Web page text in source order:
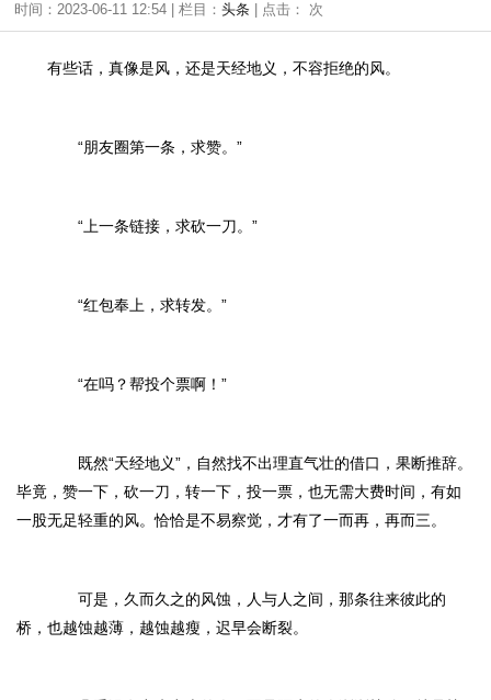
时间：2023-06-11 12:54 | 栏目： 头条 | 点击： 次
有些话，真像是风，还是天经地义，不容拒绝的风。
“朋友圈第一条，求赞。”
“上一条链接，求砍一刀。”
“红包奉上，求转发。”
“在吗？帮投个票啊！”
既然“天经地义”，自然找不出理直气壮的借口，果断推辞。
毕竟，赞一下，砍一刀，转一下，投一票，也无需大费时间，有如
一股无足轻重的风。恰恰是不易察觉，才有了一而再，再而三。
可是，久而久之的风蚀，人与人之间，那条往来彼此的
桥，也越蚀越薄，越蚀越瘦，迟早会断裂。